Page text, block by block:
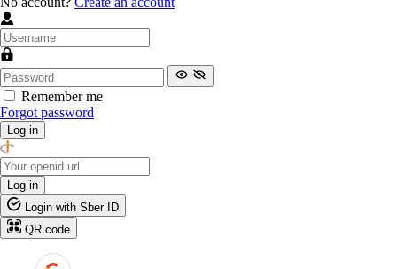
Remember me
Forgot password
Log in
Log in
Login with Sber ID
QR code